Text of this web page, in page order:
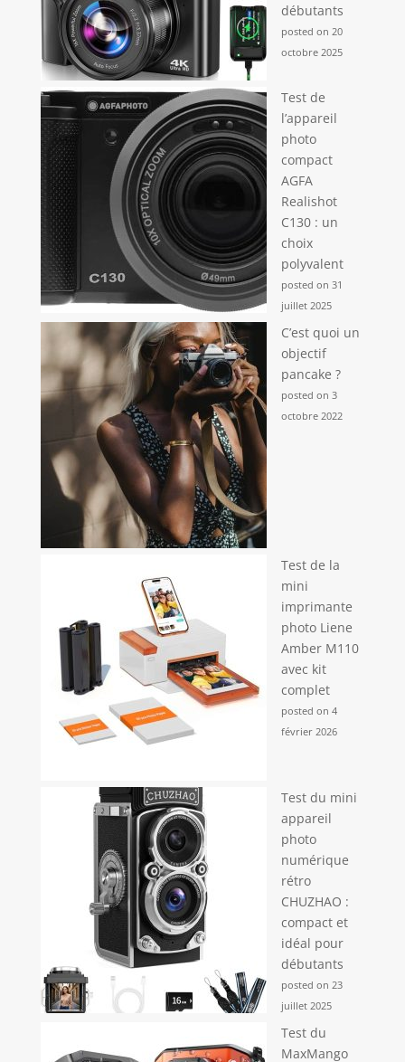
débutants
posted on 20
octobre 2025
Test de
l’appareil
photo
compact
AGFA
Realishot
C130 : un
choix
polyvalent
posted on 31
juillet 2025
C’est quoi un
objectif
pancake ?
posted on 3
octobre 2022
Test de la
mini
imprimante
photo Liene
Amber M110
avec kit
complet
posted on 4
février 2026
Test du mini
appareil
photo
numérique
rétro
CHUZHAO :
compact et
idéal pour
débutants
posted on 23
juillet 2025
Test du
MaxMango